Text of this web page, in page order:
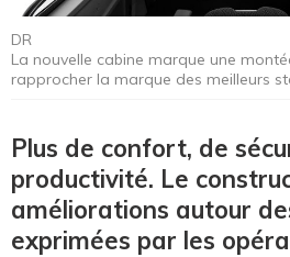
DR
La nouvelle cabine marque une
rapprocher la marque des meilleurs
Plus de confort, de
productivité. Le
améliorations autour
exprimées par les